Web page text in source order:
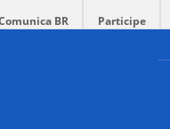
BR Participe